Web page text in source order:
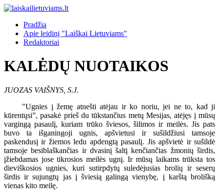
Pradžia
Apie leidinį "Laiškai Lietuviams"
Redaktoriai
KALĖDŲ NUOTAIKOS
JUOZAS VAIŠNYS, S.J.
"Ugnies į žemę atnešti atėjau ir ko noriu, jei ne to, kad ji
kūrentųsi”, pasakė prieš du tūkstančius metų Mesijas, atėjęs į mūsų
vargingą pasaulį, kuriam trūko šviesos, šilimos ir meilės. Jis pats
buvo ta išganingoji ugnis, apšvietusi ir sušildžiusi tamsoje
paskendusį ir žiemos ledu apdengtą pasaulį. Jis apšvietė ir sušildė
tamsoje besiblaškančias ir dvasinį šaltį kenčiančias žmonių širdis,
įžiebdamas jose tikrosios meilės ugnį. Ir mūsų laikams trūksta tos
dieviškosios ugnies, kuri sutirpdytų suledėjusias brolių ir seserų
širdis ir sujungtų jas į šviesią galingą vienybę, į karštą brolišką
vienas kito meilę.